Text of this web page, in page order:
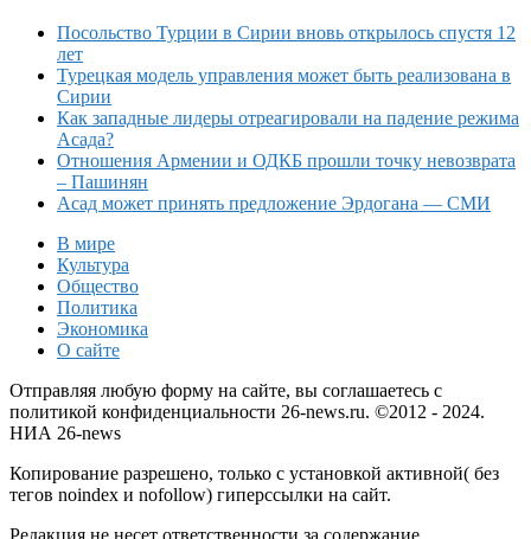
Посольство Турции в Сирии вновь открылось спустя 12
лет
Турецкая модель управления может быть реализована в
Сирии
Как западные лидеры отреагировали на падение режима
Асада?
Отношения Армении и ОДКБ прошли точку невозврата
– Пашинян
Асад может принять предложение Эрдогана — СМИ
В мире
Культура
Общество
Политика
Экономика
О сайте
Отправляя любую форму на сайте, вы соглашаетесь с
политикой конфиденциальности 26-news.ru. ©2012 - 2024.
НИА 26-news
Копирование разрешено, только с установкой активной( без
тегов noindex и nofollow) гиперссылки на сайт.
Редакция не несет ответственности за содержание